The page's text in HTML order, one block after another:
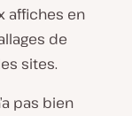
affiches en
de
sites.
pas bien